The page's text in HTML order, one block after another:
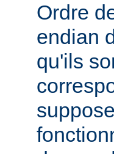
Ordre
endian
qu'ils